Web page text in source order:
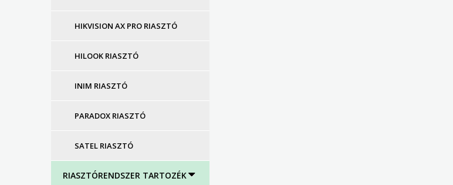
HIKVISION AX PRO RIASZTÓ
HILOOK RIASZTÓ
INIM RIASZTÓ
PARADOX RIASZTÓ
SATEL RIASZTÓ
RIASZTÓRENDSZER TARTOZÉK